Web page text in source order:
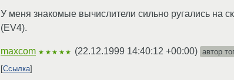
У меня знакомые вычислители сильно ругались на
(EV4).
maxcom ★★★★★ (22.12.1999 14:40:12 +00:00) автор
Ссылка